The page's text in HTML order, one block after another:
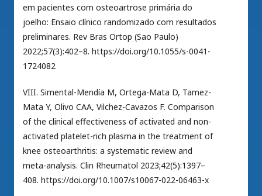
em pacientes com osteoartrose primária do
joelho: Ensaio clínico randomizado com resultados
preliminares. Rev Bras Ortop (Sao Paulo)
2022;57(3):402–8. https://doi.org/10.1055/s-0041-
1724082
VIII. Simental-Mendía M, Ortega-Mata D, Tamez-
Mata Y, Olivo CAA, Vilchez-Cavazos F. Comparison
of the clinical effectiveness of activated and non-
activated platelet-rich plasma in the treatment of
knee osteoarthritis: a systematic review and
meta-analysis. Clin Rheumatol 2023;42(5):1397–
408. https://doi.org/10.1007/s10067-022-06463-x